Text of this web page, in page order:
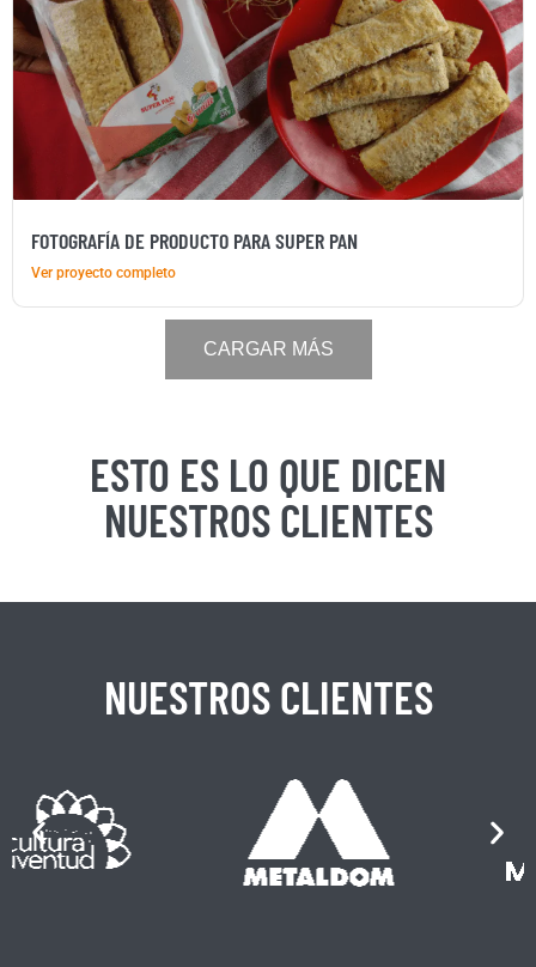
FOTOGRAFÍA DE PRODUCTO PARA SUPER PAN
Ver proyecto completo
CARGAR MÁS
ESTO ES LO QUE DICEN
NUESTROS CLIENTES
NUESTROS CLIENTES